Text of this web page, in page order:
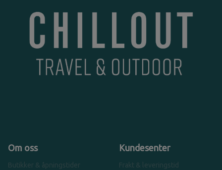
Om oss
Butikker & åpningstider
Kundesenter
Frakt & leveringstid